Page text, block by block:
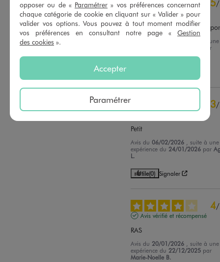
5/
Avis vérifié et récompensé
Taille parfaite , agréable à
, suite à une
par
Vanessa M.
3/
Petit
Avis du06/02/2026 , suite à une
expérience du 24/01/2026 par
L.
Utile(0) Signaler
4/
Avis vérifié et récompensé
RAS
Avis du 20/01/2026 , suite à une
expérience du 22/12/2025 par
Marie-Noelle B.
opposer ou de « Paramétrer » vos préférences concernant
chaque catégorie de cookie en cliquant sur « Valider » pour
valider vos options. Vous pouvez à tout moment modifier
vos préférences en consultant notre page « Gestion
des cookies ».
Accepter
Paramétrer